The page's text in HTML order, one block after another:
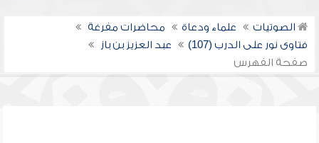
الصوتيات علماء ودعاة
محاضرات مفرغة
فتاوى نور على الدرب (107)
عبد العزيز بن باز
صفحة الفهرس